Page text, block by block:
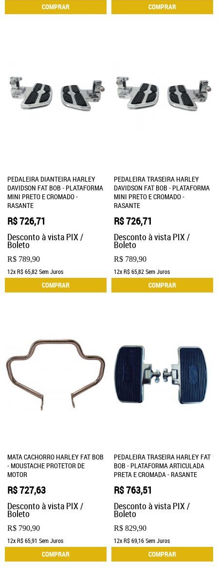
COMPRAR COMPRAR
PEDALEIRA DIANTEIRA HARLEY
DAVIDSON FAT BOB - PLATAFORMA
MINI PRETO E CROMADO -
RASANTE
R$ 789,90
R$ 726,71
Desconto à vista PIX /
Boleto
12xR$ 65,82Sem Juros
COMPRAR
PEDALEIRA TRASEIRA HARLEY
DAVIDSON FAT BOB - PLATAFORMA
MINI PRETO E CROMADO -
RASANTE
R$ 789,90
R$ 726,71
Desconto à vista PIX /
Boleto
12xR$ 65,82Sem Juros
COMPRAR
MATA CACHORRO HARLEY FAT BOB
- MOUSTACHE PROTETOR DE
MOTOR
R$ 790,90
R$ 727,63
Desconto à vista PIX /
Boleto
12xR$ 65,91 Sem Juros
COMPRAR
PEDALEIRA TRASEIRA HARLEY FAT
BOB - PLATAFORMA ARTICULADA
PRETA E CROMADA - RASANTE
R$ 829,90
R$ 763,51
Desconto à vista PIX /
Boleto
12xR$ 69,16Sem Juros
COMPRAR